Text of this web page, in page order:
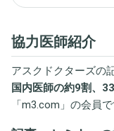
協力医師紹介
アスクドクターズの
国内医師の約9割、
「m3.com 」の会員で